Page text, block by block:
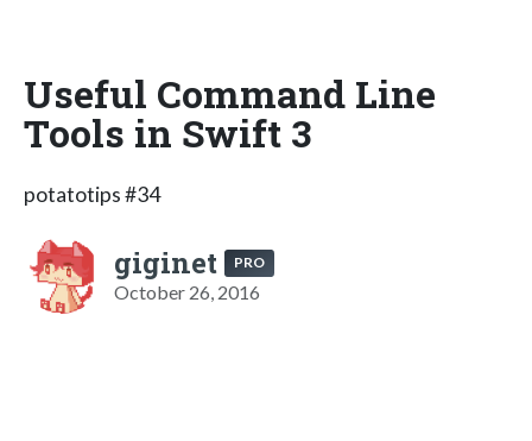
Useful Command Line
Tools in Swift 3
potatotips #34
giginet PRO
October 26, 2016